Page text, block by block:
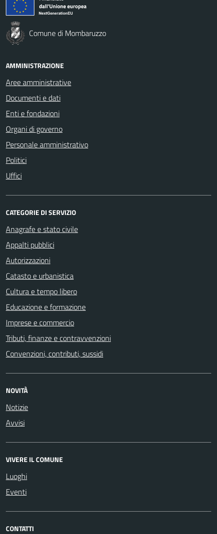
Comune di Mombaruzzo
AMMINISTRAZIONE
Aree amministrative
Documenti e dati
Enti e fondazioni
Organi di governo
Personale amministrativo
Politici
Uffici
CATEGORIE DI SERVIZIO
Anagrafe e stato civile
Appalti pubblici
Autorizzazioni
Catasto e urbanistica
Cultura e tempo libero
Educazione e formazione
Imprese e commercio
Tributi, finanze e contravvenzioni
Convenzioni, contributi, sussidi
NOVITÀ
Notizie
Avvisi
VIVERE IL COMUNE
Luoghi
Eventi
CONTATTI